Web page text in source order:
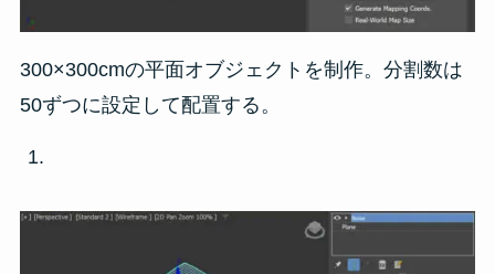
300×300cmの平面オブジェクトを制作。分割数は
50ずつに設定して配置する。